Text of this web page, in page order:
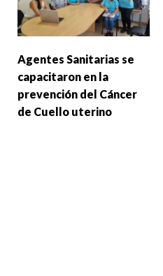
Agentes Sanitarias se
capacitaron en la
prevención del Cáncer
de Cuello uterino